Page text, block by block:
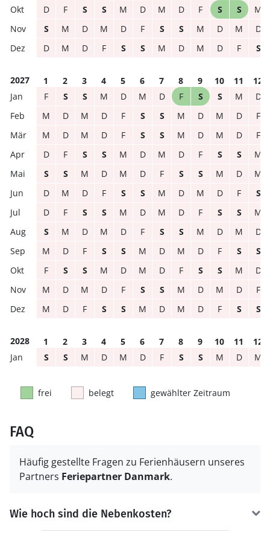
D
F S S M D M D F S S
M
S
M D M D F S S M D M
D
D
M D F S S M D M D F S
2027 1 2 3 4 5 6 7 8 9 10 11
12
F
S S M D M D F S S M
D
M
D M D F S S M D M D
F
M
D M D F S S M D M D
F
D
F S S M D M D F S S
M
S
S M D M D F S S M D
M
D
M D F S S M D M D F
S
D
F S S M D M D F S S
M
S
M D M D F S S M D M
D
M
D F S S M D M D F S
S
F
S S M D M D F S S M
D
M
D M D F S S M D M D
F
M
D F S S M D M D F S S
2028 1 2 3 4 5 6 7 8 9 10 11
12
S
S M D M D F S S M D M
frei belegt gewählter Zeitraum
FAQ
Häufig gestellte Fragen zu Ferienhäusern unseres
Partners Feriepartner Danmark.
Wie hoch sind die Nebenkosten?